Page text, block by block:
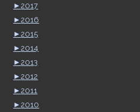
►2017
►2016
►2015
►2014
►2013
►2012
►2011
►2010